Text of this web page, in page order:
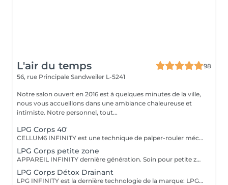
L'air du temps
98
56, rue Principale Sandweiler L-5241
Notre salon ouvert en 2016 est à quelques minutes de la ville,
nous vous accueillons dans une ambiance chaleureuse et
intimiste. Notre personnel, tout...
LPG Corps 40'
CELLUM6 INFINITY est une technique de palper-rouler mécanique non invasive qui stimule la peau pour déstocker les graisses localisées, lisser la cellulite, raffermir les tissus, sculpter la silhouette et drainer l'organisme.. Séance de 40' deux fois par semaine. Notre cure-abonnement va de 12 à 20 séances selon le besoin, Voir rubrique abonnement. Si vous ne faites qu'une seule séance une combinaison de 25 eur sera facturée Une évaluation de notre part est nécessaire avant toute cure. Bilan gratuit sur rendez-vous Nous améliorons les résultats avec la combinaison de micro-nutriments et cosmétiques spécifiques de LPG associés à la cure Femmes enceintes ou allaitantes traitement possible sur les jambes uniquement, recommandons le programme drainant A noter que tout traitement amincissant doit être lié à une bonne hygiène de vie LPG ENDERMOLOGIE est présent dans le monde entier avec plus de 35 ans d'expertise
LPG Corps petite zone
APPAREIL INFINITY dernière génération. Soin pour petite zone uniquement (ex.bras, genoux, mollets) où nous allons cibler la problématique (cellulite, relâchement, graisse, volume) LPG va stimuler la peau d'une façon mécanique et 100% naturelle pour atteindra l'objectif souhaité. Nos cures sont de 12 séances minimum, 2xsemaine.. Une évaluation de notre part est nécessaire avant toute cure. Bilan gratuit sur rendez-vous Si vous ne faites qu'une seule séance une combinaison de 25 eur sera facturée LPG ENDERMOLOGIE est présent dans le monde entier avec plus de 35 ans d'expertise
LPG Corps Détox Drainant
LPG INFINITY est la dernière technologie de la marque: LPG est à la base médicale et existe dans le marché depuis plus de 35 ans. La technique est 100% naturelle. Le drainage lymphatique aide à soulager l'inconfort des jambes lourdes et gonflées; en stimulant la circulation de la lymphe il va draîner et évacuer les liquides excédentaires et les déchets métaboliques. En séance unique, un collant vous sera prêté lors de cette prestation,également en vente 25 eur.